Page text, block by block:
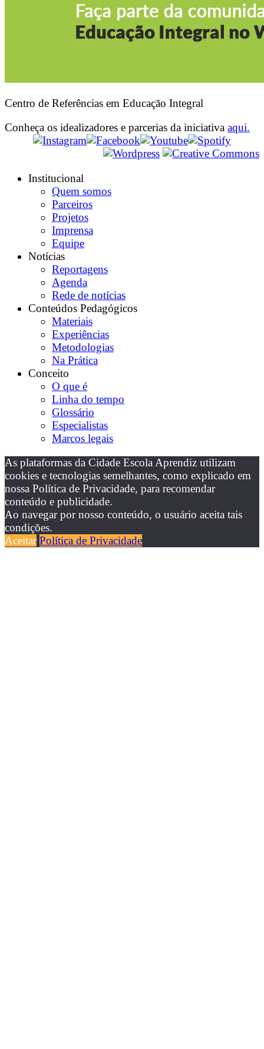
Centro de Referências em Educação Integral
Conheça os idealizadores e parcerias da iniciativa aqui.
Institucional
Quem somos
Parceiros
Projetos
Imprensa
Equipe
Notícias
Reportagens
Agenda
Rede de notícias
Conteúdos Pedagógicos
Materiais
Experiências
Metodologias
Na Prática
Conceito
O que é
Linha do tempo
Glossário
Especialistas
Marcos legais
As plataformas da Cidade Escola Aprendiz utilizam
cookies e tecnologias semelhantes, como explicado em
nossa Política de Privacidade, para recomendar
conteúdo e publicidade.
Ao navegar por nosso conteúdo, o usuário aceita tais
condições.
Aceitar Política de Privacidade